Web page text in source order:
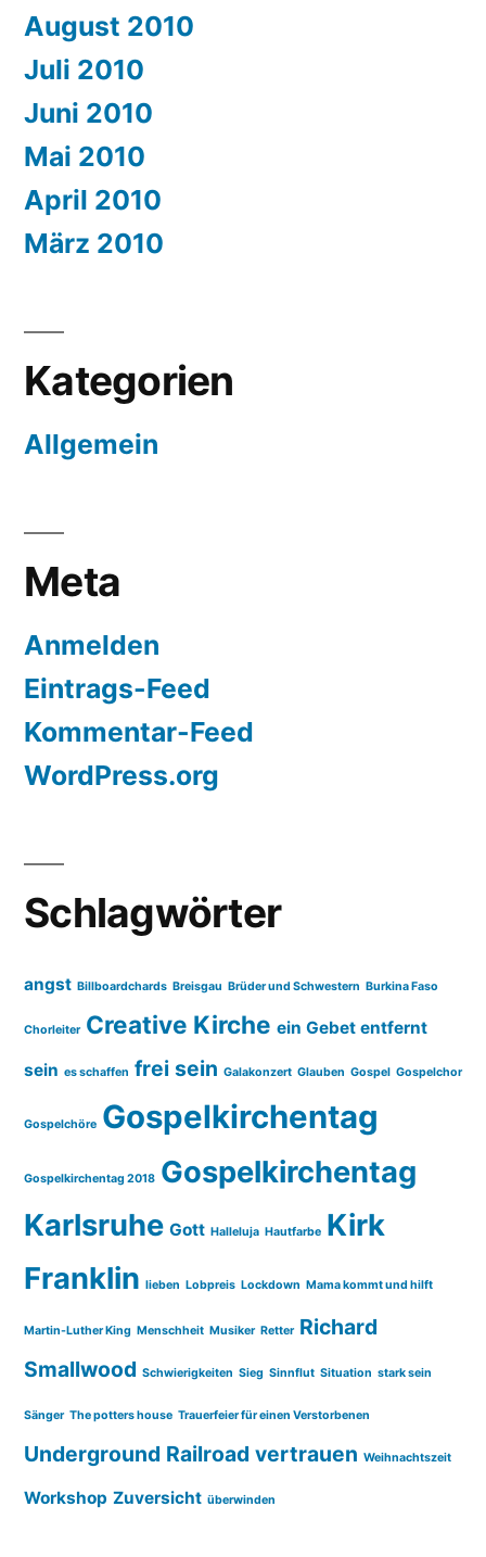
August 2010
Juli 2010
Juni 2010
Mai 2010
April 2010
März 2010
Kategorien
Allgemein
Meta
Anmelden
Eintrags-Feed
Kommentar-Feed
WordPress.org
Schlagwörter
angst Billboardchards Breisgau Brüder und Schwestern Burkina Faso
Chorleiter Creative Kirche ein Gebet entfernt
sein es schaffen frei sein Galakonzert Glauben Gospel Gospelchor
Gospelchöre Gospelkirchentag
Gospelkirchentag 2018 Gospelkirchentag
Karlsruhe Gott Halleluja Hautfarbe Kirk
Franklin lieben Lobpreis Lockdown Mama kommt und hilft
Martin-Luther King Menschheit Musiker Retter Richard
Smallwood Schwierigkeiten Sieg Sinnflut Situation stark sein
Sänger The potters house Trauerfeier für einen Verstorbenen
Underground Railroad vertrauen Weihnachtszeit
Workshop Zuversicht überwinden